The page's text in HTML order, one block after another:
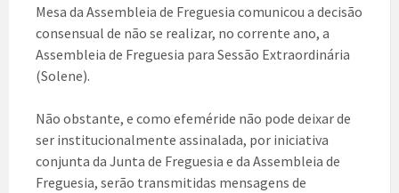
Mesa da Assembleia de Freguesia comunicou a decisão
consensual de não se realizar, no corrente ano, a
Assembleia de Freguesia para Sessão Extraordinária
(Solene).
Não obstante, e como efeméride não pode deixar de
ser institucionalmente assinalada, por iniciativa
conjunta da Junta de Freguesia e da Assembleia de
Freguesia, serão transmitidas mensagens de